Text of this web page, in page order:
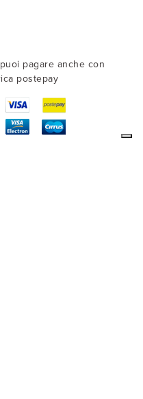
pagare anche con
postepay